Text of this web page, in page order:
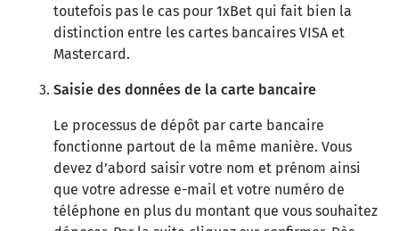
toutefois pas le cas pour 1xBet qui fait bien la
distinction entre les cartes bancaires VISA et
Mastercard.
Saisie des données de la carte bancaire
Le processus de dépôt par carte bancaire
fonctionne partout de la même manière. Vous
devez d’abord saisir votre nom et prénom ainsi
que votre adresse e-mail et votre numéro de
téléphone en plus du montant que vous souhaitez